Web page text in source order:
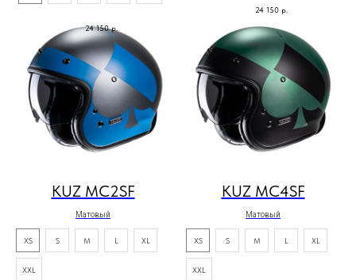
24 150 р.
24 150 р.
KUZ MC2SF
Матовый
XS S M L XL
XXL
KUZ MC4SF
Матовый
XS S M L XL
XXL